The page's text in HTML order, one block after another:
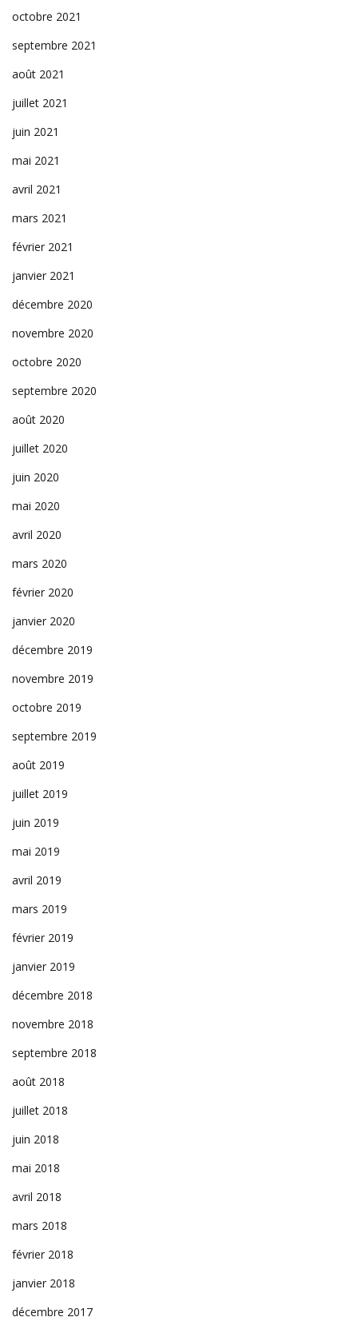
octobre 2021
septembre 2021
août 2021
juillet 2021
juin 2021
mai 2021
avril 2021
mars 2021
février 2021
janvier 2021
décembre 2020
novembre 2020
octobre 2020
septembre 2020
août 2020
juillet 2020
juin 2020
mai 2020
avril 2020
mars 2020
février 2020
janvier 2020
décembre 2019
novembre 2019
octobre 2019
septembre 2019
août 2019
juillet 2019
juin 2019
mai 2019
avril 2019
mars 2019
février 2019
janvier 2019
décembre 2018
novembre 2018
septembre 2018
août 2018
juillet 2018
juin 2018
mai 2018
avril 2018
mars 2018
février 2018
janvier 2018
décembre 2017